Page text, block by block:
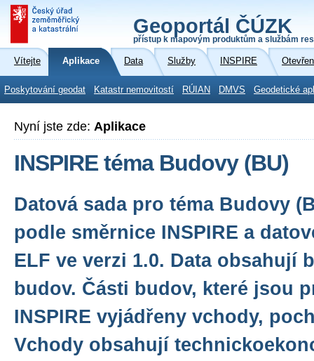
Geoportál ČÚZK
přístup k mapovým produktům a službám
Vítejte Aplikace Data Služby INSPIRE
Poskytování geodat Katastr nemovitostí RÚIAN DMVS Geodetické
Nyní jste zde: Aplikace
INSPIRE téma Budovy (BU)
Datová sada pro téma Budovy
podle směrnice INSPIRE a
ELF ve verzi 1.0. Data obsahují
budov. Části budov, které jsou
INSPIRE vyjádřeny vchody,
Vchody obsahují